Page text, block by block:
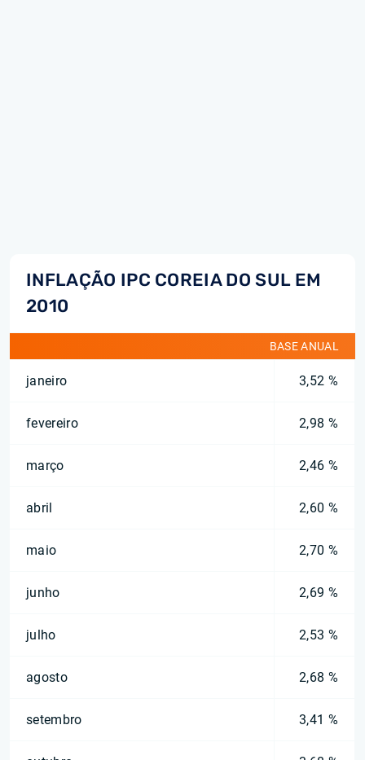
INFLAÇÃO IPC COREIA DO SUL EM
2010
BASE ANUAL
janeiro 3,52 %
fevereiro 2,98 %
março 2,46 %
abril 2,60 %
maio 2,70 %
junho 2,69 %
julho 2,53 %
agosto 2,68 %
setembro 3,41 %